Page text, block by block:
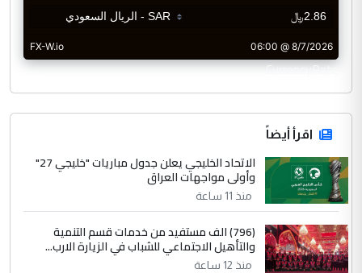
CurrencyRate
اقرأ أيضاً
الاتحاد الخليجي يعلن جدول مباريات "خليجي 27"
وأولى مواجهات العراق
منذ 11 ساعة
(796) الف مستفيد من خدمات قسم التنمية
والتأهيل الاجتماعي للشباب في الزيارة الارب...
منذ 12 ساعة